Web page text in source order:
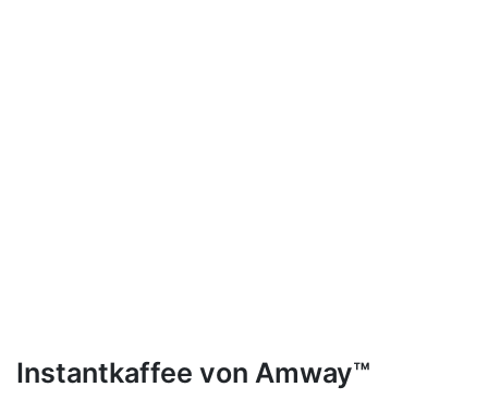
Instantkaffee von Amway™